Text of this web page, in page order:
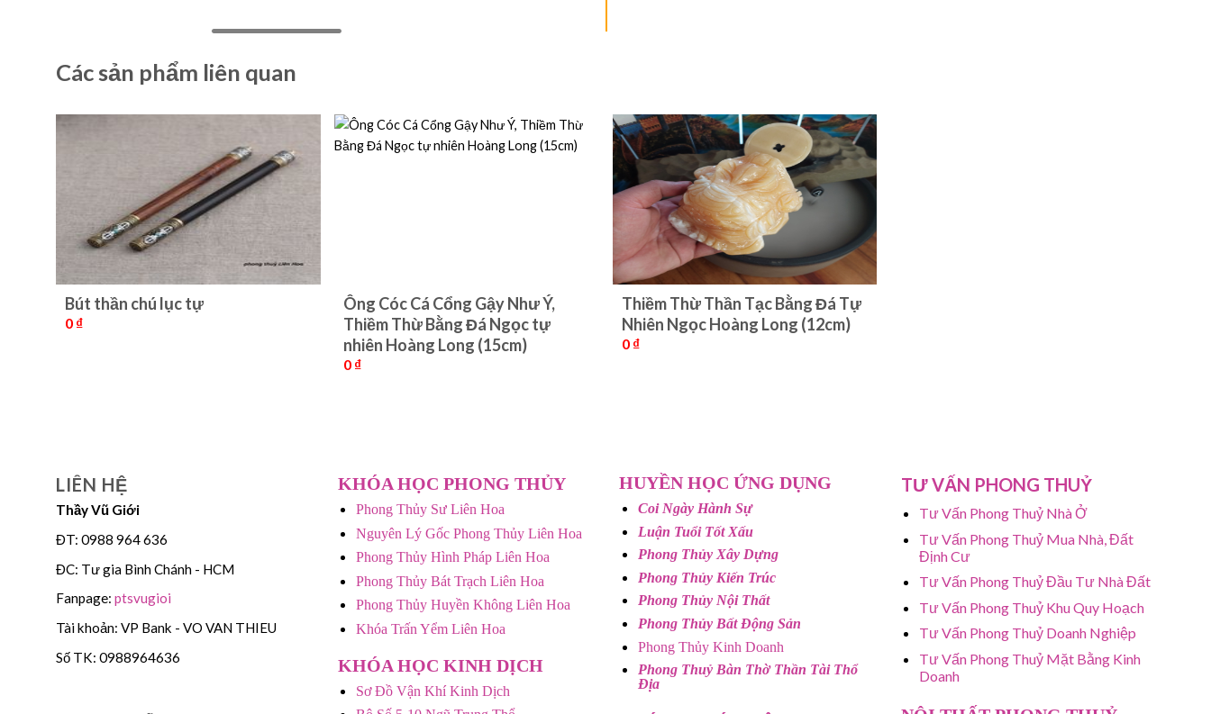
Các sản phẩm liên quan
Bút thần chú lục tự
0 ₫
Ông Cóc Cá Cổng Gậy Như Ý,
Thiềm Thừ Bằng Đá Ngọc tự
nhiên Hoàng Long (15cm)
0 ₫
Thiềm Thừ Thần Tạc Bằng Đá Tự
Nhiên Ngọc Hoàng Long (12cm)
0 ₫
LIÊN HỆ
Thầy Vũ Giới
ĐT: 0988 964 636
ĐC: Tư gia Bình Chánh - HCM
Fanpage: ptsvugioi
Tài khoản: VP Bank - VO VAN THIEU
Số TK: 0988964636
KHÓA HỌC PHONG THỦY
Phong Thủy Sư Liên Hoa
Nguyên Lý Gốc Phong Thủy Liên Hoa
Phong Thủy Hình Pháp Liên Hoa
Phong Thủy Bát Trạch Liên Hoa
Phong Thủy Huyền Không Liên Hoa
Khóa Trấn Yểm Liên Hoa
KHÓA HỌC KINH DỊCH
Sơ Đồ Vận Khí Kinh Dịch
HUYỀN HỌC ỨNG DỤNG
Coi Ngày Hành Sự
Luận Tuổi Tốt Xấu
Phong Thủy Xây Dựng
Phong Thủy Kiến Trúc
Phong Thủy Nội Thất
Phong Thủy Bất Động Sản
Phong Thủy Kinh Doanh
Phong Thuỷ Bàn Thờ Thần Tài Thổ
Địa
TƯ VẤN PHONG THUỶ
Tư Vấn Phong Thuỷ Nhà Ở
Tư Vấn Phong Thuỷ Mua Nhà, Đất
Định Cư
Tư Vấn Phong Thuỷ Đầu Tư Nhà Đất
Tư Vấn Phong Thuỷ Khu Quy Hoạch
Tư Vấn Phong Thuỷ Doanh Nghiệp
Tư Vấn Phong Thuỷ Mặt Bằng Kinh
Doanh